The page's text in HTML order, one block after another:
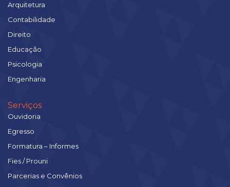
Arquitetura
Contabilidade
Direito
Educação
Psicologia
Engenharia
Serviços
Ouvidoria
Egresso
Formatura – Informes
Fies / Prouni
Parcerias e Convênios